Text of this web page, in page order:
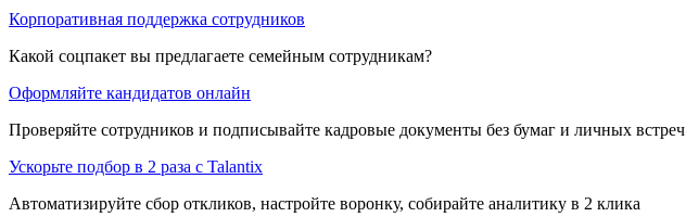
Корпоративная поддержка сотрудников
Какой соцпакет вы предлагаете семейным сотрудникам?
Оформляйте кандидатов онлайн
Проверяйте сотрудников и подписывайте кадровые документы без бумаг и личных встреч
Ускорьте подбор в 2 раза с Talantix
Автоматизируйте сбор откликов, настройте воронку, собирайте аналитику в 2 клика